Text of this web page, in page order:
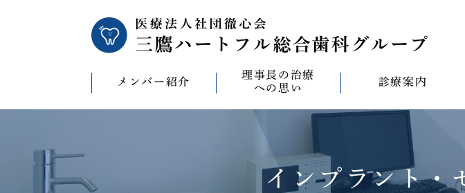
メンバー紹介
理事長の治療
への思い
CAD/CAM（オールセラミック治
療）への思い
診療案内
診療案内一覧
セラミック治療
インプラント・